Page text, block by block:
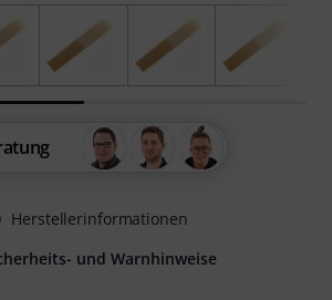
Herstellerinformationen
und Warnhinweise